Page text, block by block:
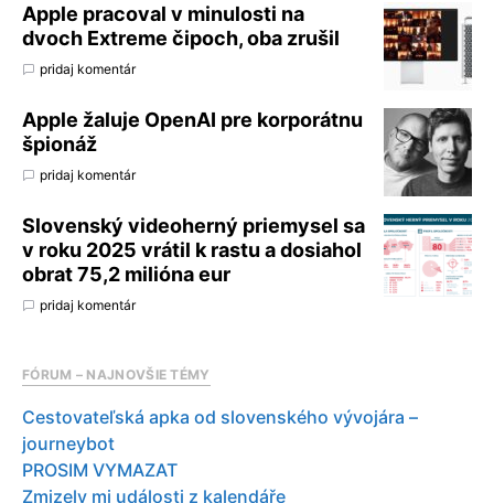
Apple pracoval v minulosti na
dvoch Extreme čipoch, oba zrušil
pridaj komentár
Apple žaluje OpenAI pre korporátnu
špionáž
pridaj komentár
Slovenský videoherný priemysel sa
v roku 2025 vrátil k rastu a dosiahol
obrat 75,2 milióna eur
pridaj komentár
FÓRUM – NAJNOVŠIE TÉMY
Cestovateľská apka od slovenského vývojára –
journeybot
PROSIM VYMAZAT
Zmizely mi události z kalendáře